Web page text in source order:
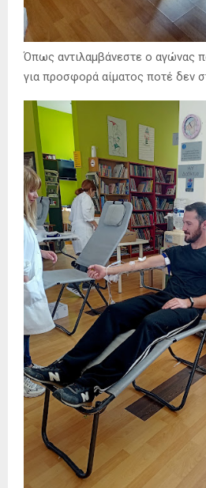
Όπως αντιλαμβάνεστε ο αγώνας
για προσφορά αίματος ποτέ δεν